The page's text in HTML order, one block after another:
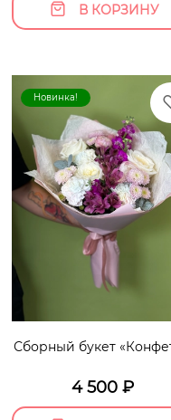
В КОРЗИНУ
Новинка!
Сборный букет
4 500 ₽